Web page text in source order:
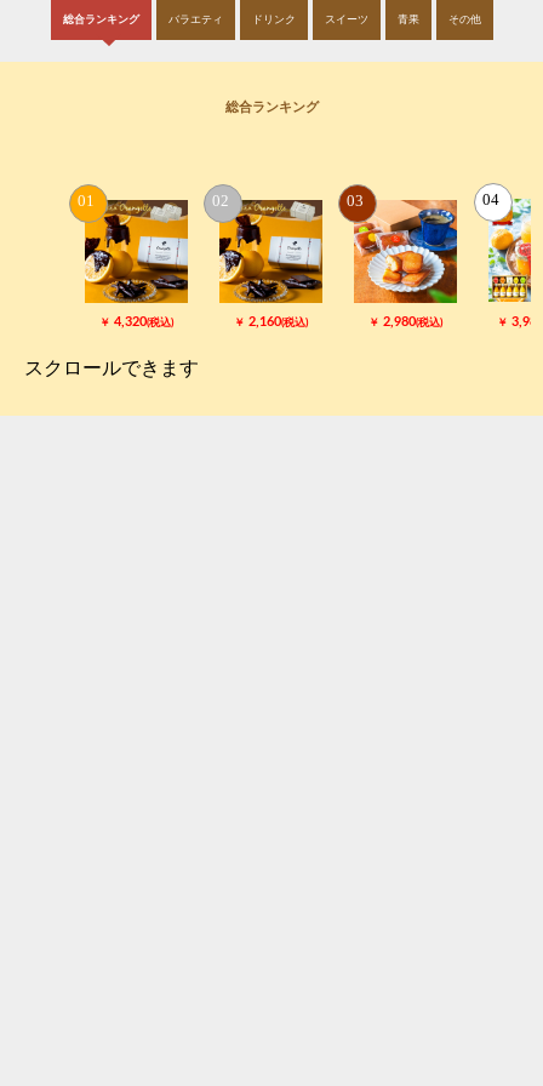
総合ランキング バラエティ ドリンク スイーツ 青果 その他
総合ランキング
4,320 2,160 2,980
スクロールできます